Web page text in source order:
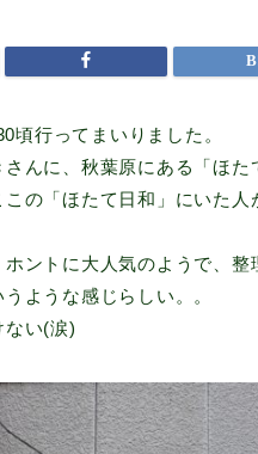
頃行ってまいりました。
んに、秋葉原にある「ほ
の「ほたて日和」にいた
ホントに大人気のようで、
ような感じらしい。。
ない(涙)